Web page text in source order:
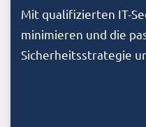
Mit qualifizierten IT-
minimieren und die
Sicherheitsstrategie